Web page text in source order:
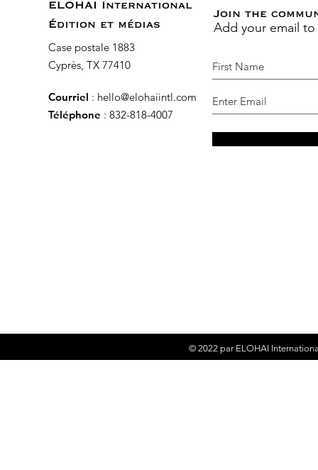
ELOHAI International
Édition et médias
Case postale 1883
Cyprès, TX 77410
Courriel : hello@elohaiintl.com
Téléphone : 832-818-4007
Join the
Add your email
© 2022 par ELOHAI